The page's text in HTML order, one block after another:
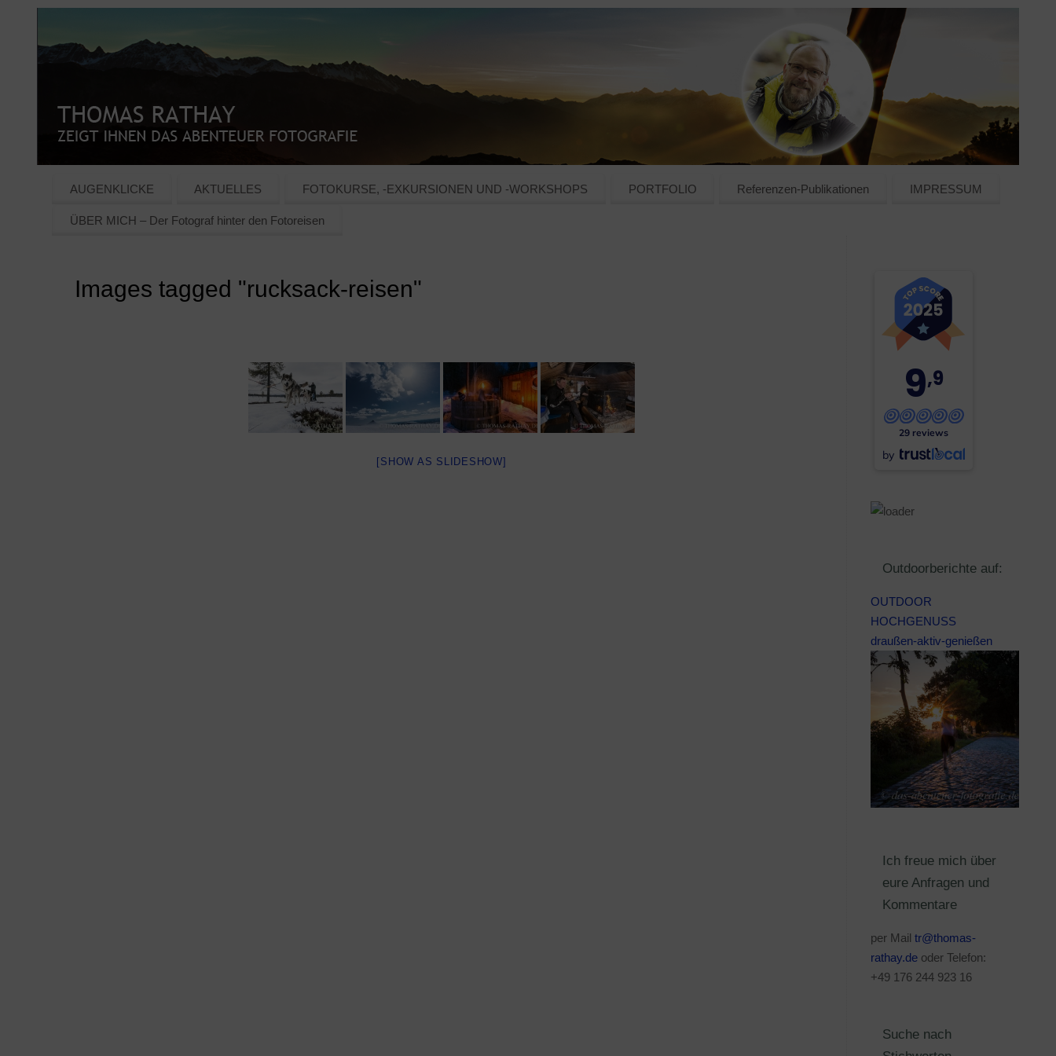
AUGENKLICKE AKTUELLES FOTOKURSE, -EXKURSIONEN UND -WORKSHOPS PORTFOLIO Referenzen-Publikationen IMPRESSUM
ÜBER MICH – Der Fotograf hinter den Fotoreisen
Images tagged "rucksack-reisen"
[SHOW AS SLIDESHOW]
9,9
29 reviews
by
Outdoorberichte auf:
OUTDOOR
HOCHGENUSS
draußen-aktiv-genießen
Ich freue mich über
eure Anfragen und
Kommentare
per Mail tr@thomas-
rathay.de oder Telefon:
+49 176 244 923 16
Suche nach